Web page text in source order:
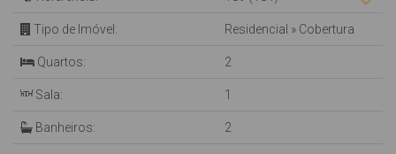
Tipo de Imóvel: Residencial » Cobertura
Quartos: 2
Sala: 1
Banheiros: 2